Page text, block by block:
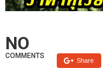
NO
COMMENTS
Share